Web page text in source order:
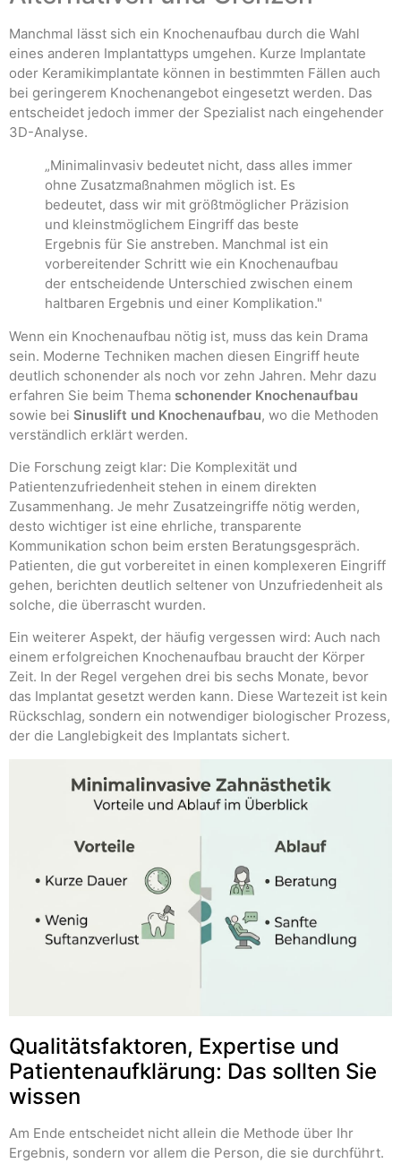
Manchmal lässt sich ein Knochenaufbau durch die Wahl
eines anderen Implantattyps umgehen. Kurze Implantate
oder Keramikimplantate können in bestimmten Fällen auch
bei geringerem Knochenangebot eingesetzt werden. Das
entscheidet jedoch immer der Spezialist nach eingehender
3D-Analyse.
„Minimalinvasiv bedeutet nicht, dass alles immer
ohne Zusatzmaßnahmen möglich ist. Es
bedeutet, dass wir mit größtmöglicher Präzision
und kleinstmöglichem Eingriff das beste
Ergebnis für Sie anstreben. Manchmal ist ein
vorbereitender Schritt wie ein Knochenaufbau
der entscheidende Unterschied zwischen einem
haltbaren Ergebnis und einer Komplikation."
Wenn ein Knochenaufbau nötig ist, muss das kein Drama
sein. Moderne Techniken machen diesen Eingriff heute
deutlich schonender als noch vor zehn Jahren. Mehr dazu
erfahren Sie beim Thema schonender Knochenaufbau
sowie bei Sinuslift und Knochenaufbau, wo die Methoden
verständlich erklärt werden.
Die Forschung zeigt klar: Die Komplexität und
Patientenzufriedenheit stehen in einem direkten
Zusammenhang. Je mehr Zusatzeingriffe nötig werden,
desto wichtiger ist eine ehrliche, transparente
Kommunikation schon beim ersten Beratungsgespräch.
Patienten, die gut vorbereitet in einen komplexeren Eingriff
gehen, berichten deutlich seltener von Unzufriedenheit als
solche, die überrascht wurden.
Ein weiterer Aspekt, der häufig vergessen wird: Auch nach
einem erfolgreichen Knochenaufbau braucht der Körper
Zeit. In der Regel vergehen drei bis sechs Monate, bevor
das Implantat gesetzt werden kann. Diese Wartezeit ist kein
Rückschlag, sondern ein notwendiger biologischer Prozess,
der die Langlebigkeit des Implantats sichert.
Qualitätsfaktoren, Expertise und
Patientenaufklärung: Das sollten Sie
wissen
Am Ende entscheidet nicht allein die Methode über Ihr
Ergebnis, sondern vor allem die Person, die sie durchführt.